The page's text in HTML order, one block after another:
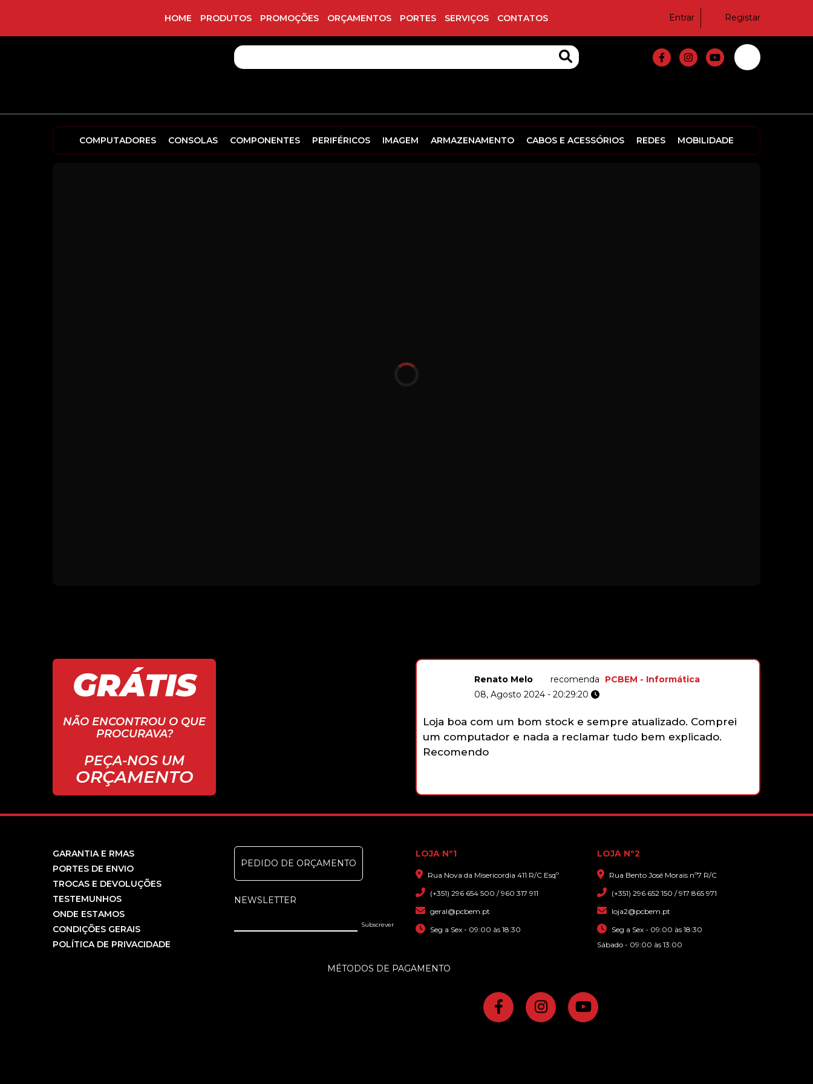
HOME PRODUTOS PROMOÇÕES ORÇAMENTOS PORTES SERVIÇOS CONTATOS Entrar Registar
COMPUTADORES CONSOLAS COMPONENTES PERIFÉRICOS IMAGEM ARMAZENAMENTO CABOS E ACESSÓRIOS REDES MOBILIDADE
GRÁTIS
NÃO ENCONTROU O QUE
PROCURAVA?
PEÇA-NOS UM
ORÇAMENTO
Renato Melo recomenda
PCBEM - Informática
08, Agosto 2024 - 20:29:20
Loja boa com um bom stock e sempre atualizado. Comprei
um computador e nada a reclamar tudo bem explicado.
Recomendo
GARANTIA E RMAS
PORTES DE ENVIO
TROCAS E DEVOLUÇÕES
TESTEMUNHOS
ONDE ESTAMOS
CONDIÇÕES GERAIS
POLÍTICA DE PRIVACIDADE
PEDIDO DE ORÇAMENTO
NEWSLETTER
LOJA Nº1
Rua Nova da Misericordia 411 R/C Esqº
(+351) 296 654 500 / 960 317 911
geral@pcbem.pt
Seg a Sex - 09:00 às 18:30
LOJA Nº2
Rua Bento José Morais nº7 R/C
(+351) 296 652 150 / 917 865 971
loja2@pcbem.pt
Seg a Sex - 09:00 às 18:30
Sábado - 09:00 às 13:00
MÉTODOS DE PAGAMENTO